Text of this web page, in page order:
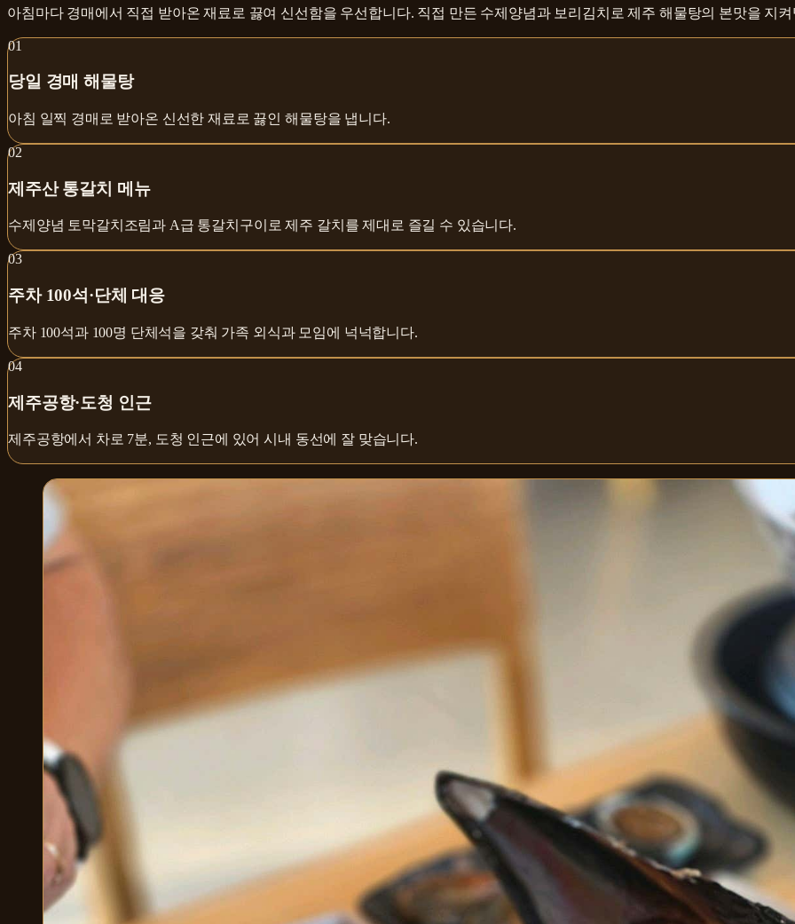
아침마다 경매에서 직접 받아온 재료로 끓여 신선함을 우선합니다. 직접 만든 수제양념과 보리김치로 제주 해물탕의 본맛을 지
01
당일 경매 해물탕
아침 일찍 경매로 받아온 신선한 재료로 끓인 해물탕을 냅니다.
02
제주산 통갈치 메뉴
수제양념 토막갈치조림과 A급 통갈치구이로 제주 갈치를 제대로 즐길 수 있습니다.
03
주차 100석·단체 대응
주차 100석과 100명 단체석을 갖춰 가족 외식과 모임에 넉넉합니다.
04
제주공항·도청 인근
제주공항에서 차로 7분, 도청 인근에 있어 시내 동선에 잘 맞습니다.